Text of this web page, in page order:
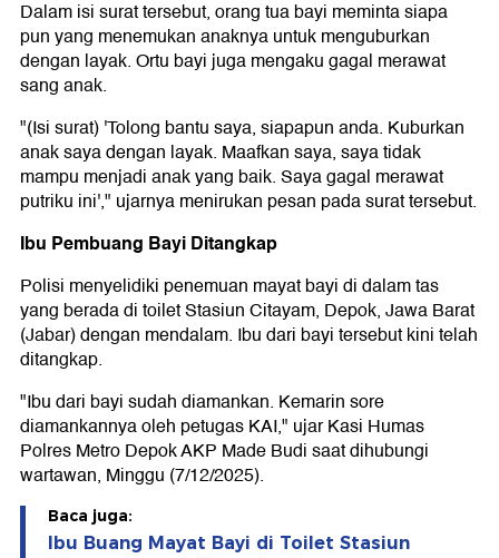
Dalam isi surat tersebut, orang tua bayi meminta siapa
pun yang menemukan anaknya untuk menguburkan
dengan layak. Ortu bayi juga mengaku gagal merawat
sang anak.
"(Isi surat) 'Tolong bantu saya, siapapun anda. Kuburkan
anak saya dengan layak. Maafkan saya, saya tidak
mampu menjadi anak yang baik. Saya gagal merawat
putriku ini'," ujarnya menirukan pesan pada surat tersebut.
Ibu Pembuang Bayi Ditangkap
Polisi menyelidiki penemuan mayat bayi di dalam tas
yang berada di toilet Stasiun Citayam, Depok, Jawa Barat
(Jabar) dengan mendalam. Ibu dari bayi tersebut kini telah
ditangkap.
"Ibu dari bayi sudah diamankan. Kemarin sore
diamankannya oleh petugas KAI," ujar Kasi Humas
Polres Metro Depok AKP Made Budi saat dihubungi
wartawan, Minggu (7/12/2025).
Baca juga:
Ibu Buang Mayat Bayi di Toilet Stasiun